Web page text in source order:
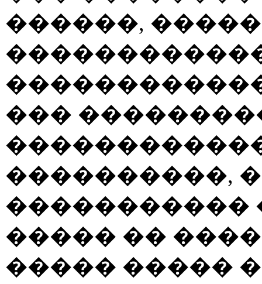
������,
���
����������,
�����������
����� ��
����� �����